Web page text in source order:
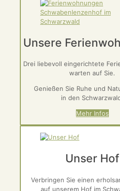
Unsere
Drei liebevoll eingerichtete
warten auf Sie.
Genießen Sie Ruhe und
in den
Mehr Infos
Unser Hof
Verbringen Sie einen
auf unserem Hof im